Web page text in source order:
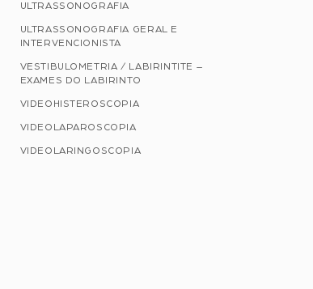
ULTRASSONOGRAFIA
ULTRASSONOGRAFIA GERAL E
INTERVENCIONISTA
VESTIBULOMETRIA / LABIRINTITE –
EXAMES DO LABIRINTO
VIDEOHISTEROSCOPIA
VIDEOLAPAROSCOPIA
VIDEOLARINGOSCOPIA